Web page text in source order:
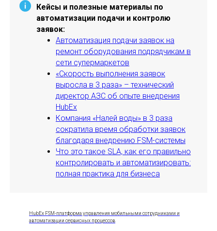
Кейсы и полезные материалы по
автоматизации подачи и контролю
заявок:
Автоматизация подачи заявок на
ремонт оборудования подрядчикам в
сети супермаркетов
«Скорость выполнения заявок
выросла в 3 раза» – технический
директор АЗС об опыте внедрения
HubEx
Компания «Налей воды» в 3 раза
сократила время обработки заявок
благодаря внедрению FSM-системы
Что это такое SLA, как его правильно
контролировать и автоматизировать:
полная практика для бизнеса
HubEx FSM-платформа управления мобильными сотрудниками и
автоматизации сервисных процессов